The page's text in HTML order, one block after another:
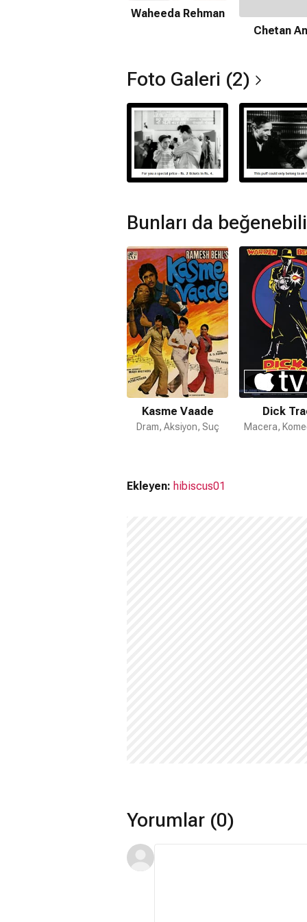
Sachin Dev
Hayır. Kala Bazar için devam filmi
Waheeda Rehman
Chetan
Foto Galeri (2)
Bunları da
Kasme Vaade
Dram, Aksiyon, Suç
Dick
Macera,
Ekleyen: hibiscus01
Yorumlar (0)